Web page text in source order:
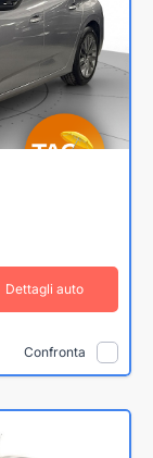
Dettagli auto
Confronta